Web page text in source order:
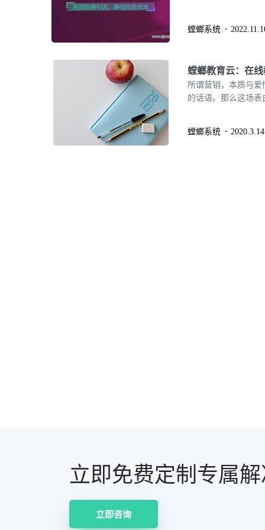
螳螂系统
螳螂教育云：在
所谓营销，本质与
的话语。那么这场
螳螂系统 2020.3.14
立即免费定制专属
立即咨询